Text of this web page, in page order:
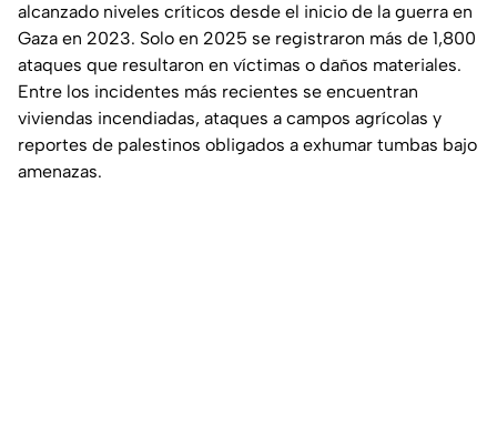
alcanzado niveles críticos desde el inicio de la guerra en
Gaza en 2023. Solo en 2025 se registraron más de 1,800
ataques que resultaron en víctimas o daños materiales.
Entre los incidentes más recientes se encuentran
viviendas incendiadas, ataques a campos agrícolas y
reportes de palestinos obligados a exhumar tumbas bajo
amenazas.